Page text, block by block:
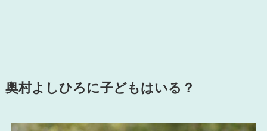
奥村よしひろに子どもはいる？